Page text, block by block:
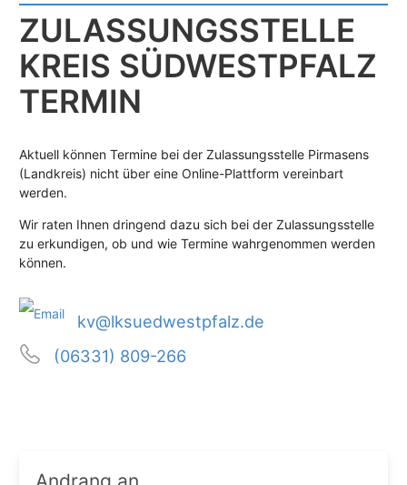
ZULASSUNGS­STELLE
KREIS SÜDWESTPFALZ
TERMIN
Aktuell können Termine bei der Zulassungsstelle Pirmasens
(Landkreis) nicht über eine Online-Plattform vereinbart
werden.
Wir raten Ihnen dringend dazu sich bei der Zulassungsstelle
zu erkundigen, ob und wie Termine wahrgenommen werden
können.
kv@lksuedwestpfalz.de
(06331) 809-266